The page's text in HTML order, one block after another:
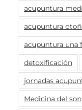
acupuntura
acupuntura
acupuntura una
detoxificación
jornadas
Medicina del